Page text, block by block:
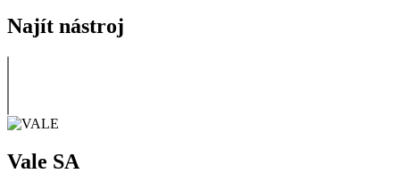
Najít nástroj
Vale SA